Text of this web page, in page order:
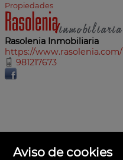
Propiedades
Rasolenia Inmobiliaria
https://www.rasolenia.com/
981217673
Aviso de cookies